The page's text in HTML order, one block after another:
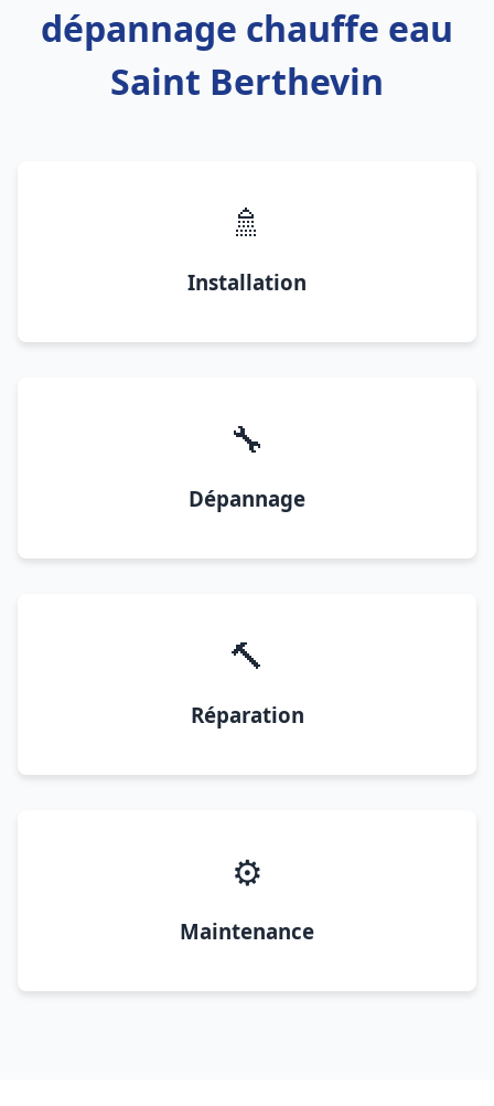
dépannage chauffe eau
Saint Berthevin
🚿
Installation
🔧
Dépannage
🔨
Réparation
⚙️
Maintenance